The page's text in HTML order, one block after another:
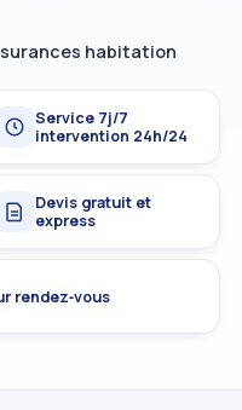
habitation
Service 7j/7
intervention 24h/24
Devis gratuit et
express
rendez‑vous